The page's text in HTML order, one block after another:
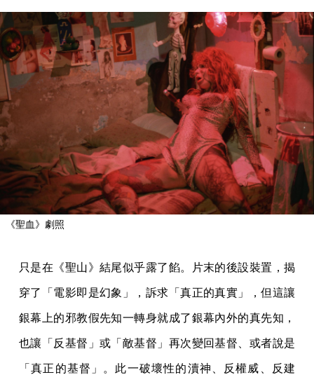
《聖血》劇照
只是在《聖山》結尾似乎露了餡。片末的後設裝置，揭
穿了「電影即是幻象」，訴求「真正的真實」，但這讓
銀幕上的邪教假先知一轉身就成了銀幕內外的真先知，
也讓「反基督」或「敵基督」再次變回基督、或者說是
「真正的基督」。此一破壞性的瀆神、反權威、反建